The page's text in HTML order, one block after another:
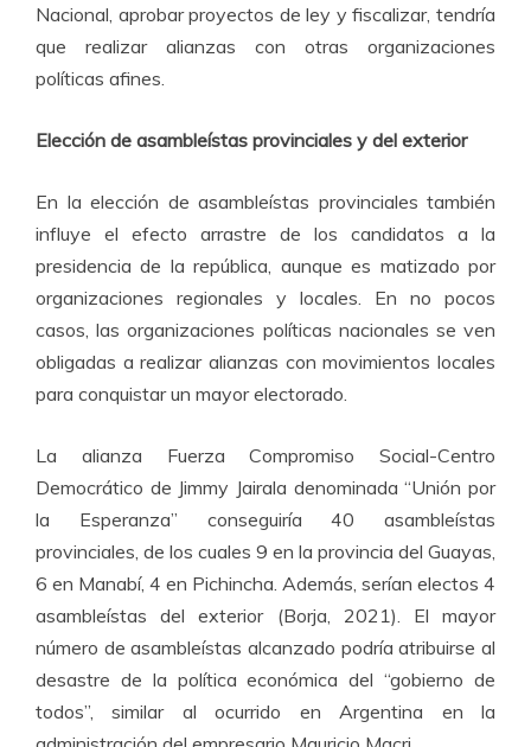
Nacional, aprobar proyectos de ley y fiscalizar, tendría
que realizar alianzas con otras organizaciones
políticas afines.
Elección de asambleístas provinciales y del exterior
En la elección de asambleístas provinciales también
influye el efecto arrastre de los candidatos a la
presidencia de la república, aunque es matizado por
organizaciones regionales y locales. En no pocos
casos, las organizaciones políticas nacionales se ven
obligadas a realizar alianzas con movimientos locales
para conquistar un mayor electorado.
La alianza Fuerza Compromiso Social-Centro
Democrático de Jimmy Jairala denominada “Unión por
la Esperanza” conseguiría 40 asambleístas
provinciales, de los cuales 9 en la provincia del Guayas,
6 en Manabí, 4 en Pichincha. Además, serían electos 4
asambleístas del exterior (Borja, 2021). El mayor
número de asambleístas alcanzado podría atribuirse al
desastre de la política económica del “gobierno de
todos”, similar al ocurrido en Argentina en la